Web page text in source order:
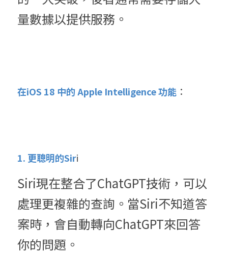
量數據以提供服務。
在iOS 18 中的 Apple Intelligence 功能 ：
1. 更聰明的Siri
Siri現在整合了ChatGPT技術，可以
處理更複雜的查詢。當Siri不知道答
案時，會自動轉向ChatGPT來回答
你的問題。